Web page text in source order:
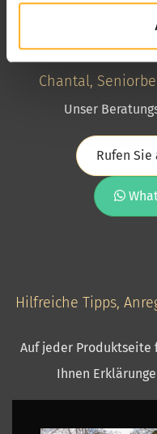
Chantal,
Unser
Rufen Sie
Hilfreiche Tipps,
Auf jeder Produktseite
Ihnen